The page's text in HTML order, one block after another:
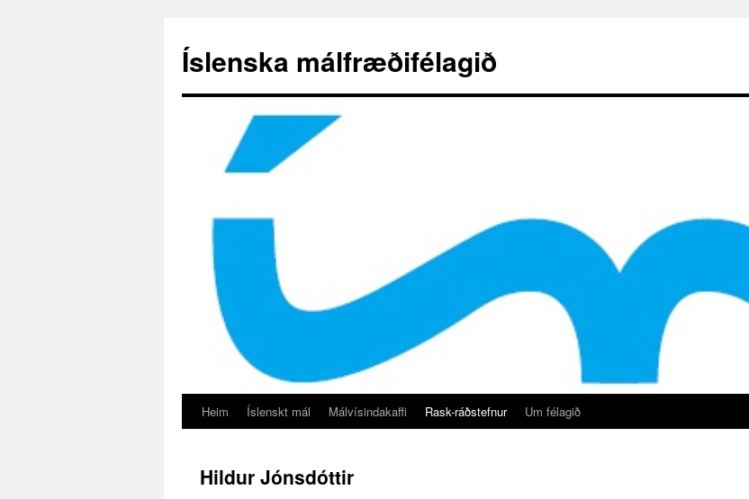
efni
Íslenska málfræðifélagið
Heim Íslenskt mál Málvísindakaffi Rask-ráðstefnur Um félagið
Hildur Jónsdóttir